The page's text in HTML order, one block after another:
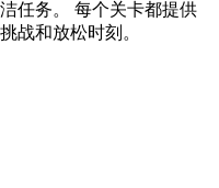
任务。 每个关卡都提供
战和放松时刻。